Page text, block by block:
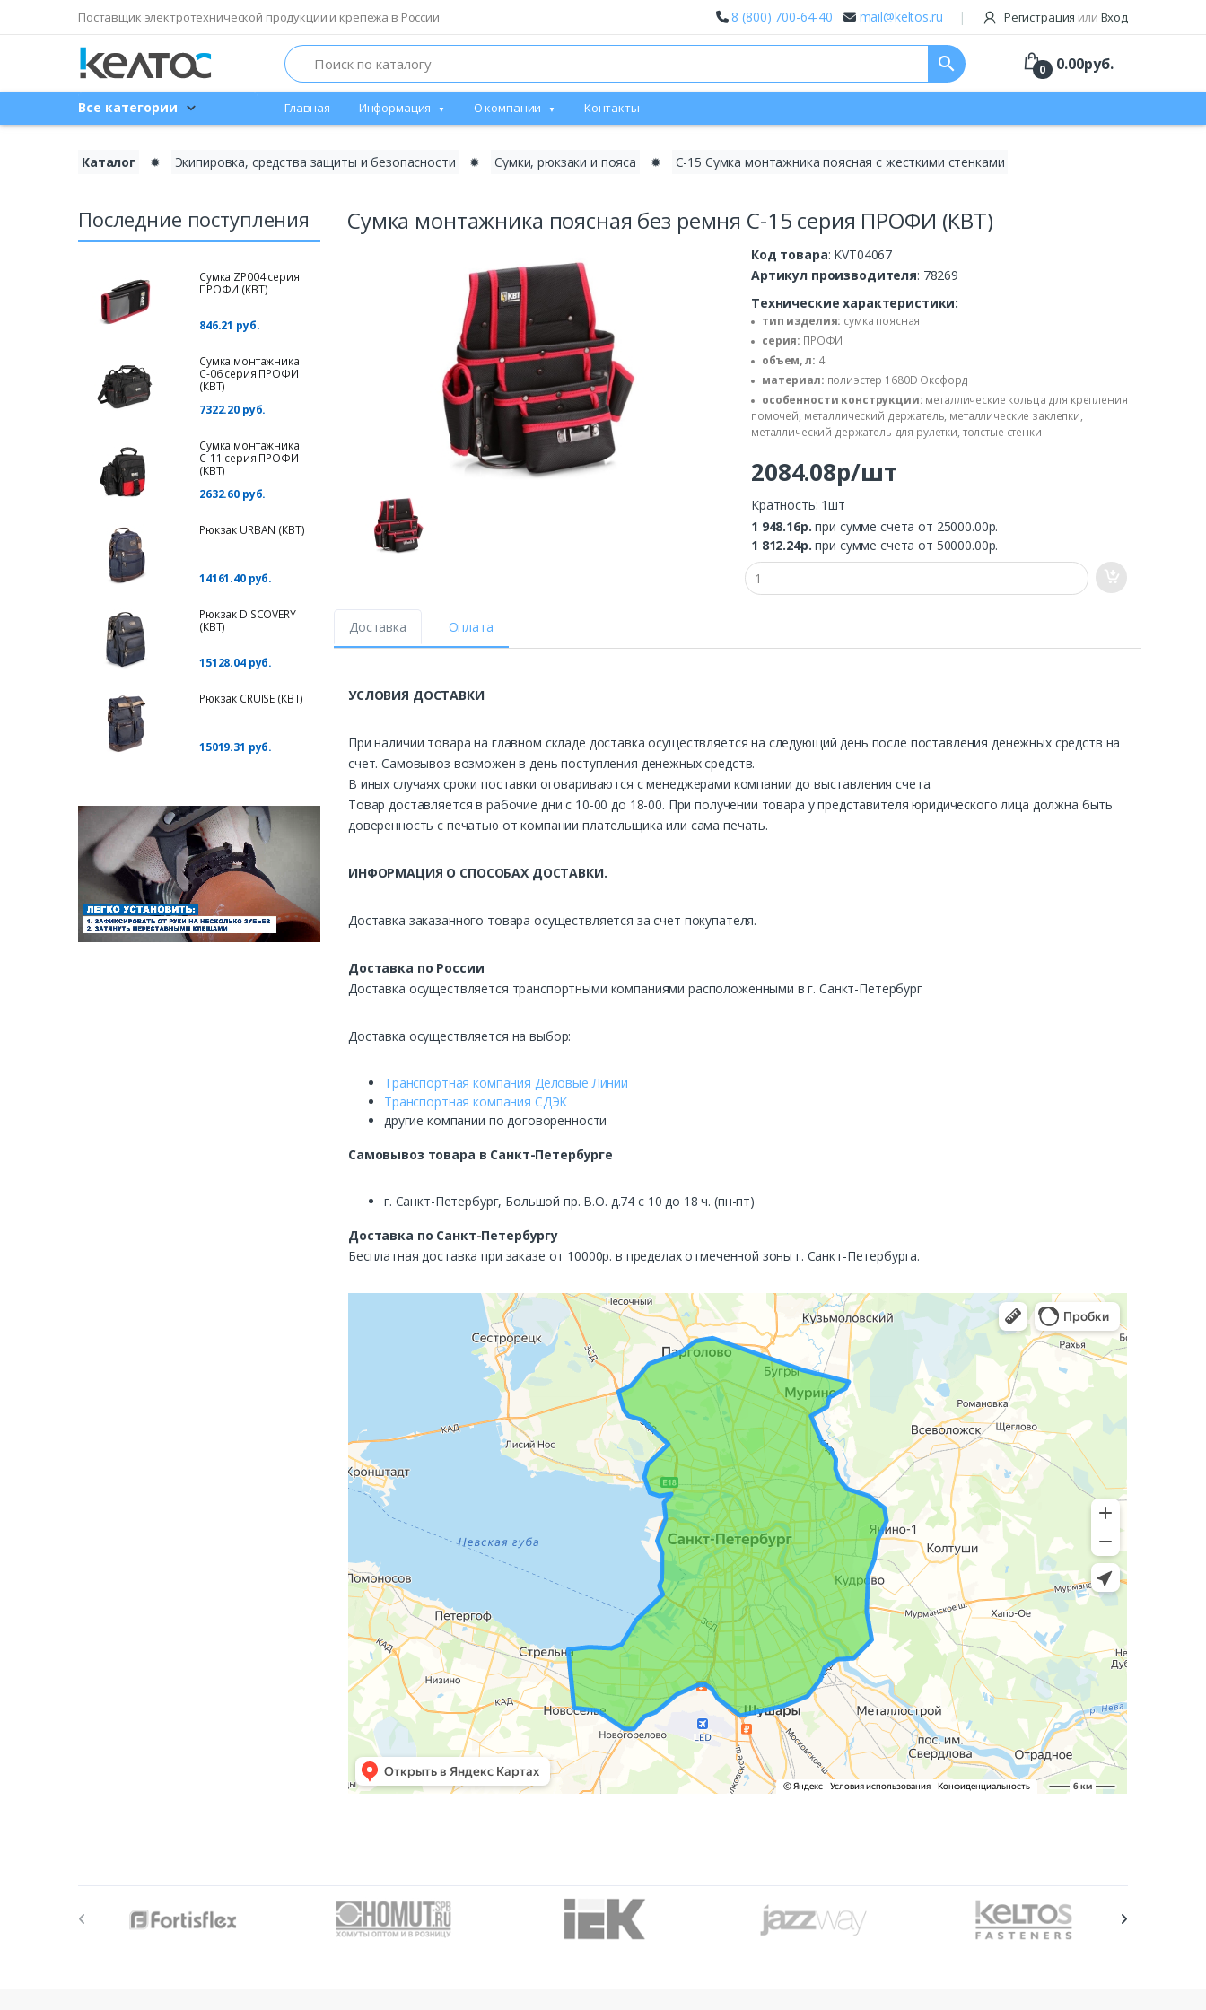
Поставщик электротехнической продукции и крепежа в России 8 (800) 700-64-40 mail@keltos.ru Регистрация или Вход
Search search 0 0.00руб.
Все категории Главная Информация О компании Контакты
Каталог ✹ Экипировка, средства защиты и безопасности ✹ Сумки, рюкзаки и пояса ✹ С-15 Сумка монтажника поясная с жесткими стенками
Последние поступления
Сумка ZP004 серия
ПРОФИ (КВТ)
846.21 руб.
Сумка монтажника
С-06 серия ПРОФИ
(КВТ)
7322.20 руб.
Сумка монтажника
С-11 серия ПРОФИ
(КВТ)
2632.60 руб.
Рюкзак URBAN (КВТ)
14161.40 руб.
Рюкзак DISCOVERY
(КВТ)
15128.04 руб.
Рюкзак CRUISE (КВТ)
15019.31 руб.
Сумка монтажника поясная без ремня С-15 серия ПРОФИ (КВТ)
Код товара: KVT04067
Артикул производителя: 78269
Технические характеристики:
тип изделия: сумка поясная
серия: ПРОФИ
объем, л: 4
материал: полиэстер 1680D Оксфорд
особенности конструкции: металлические кольца для крепления
помочей, металлический держатель, металлические заклепки,
металлический держатель для рулетки, толстые стенки
2084.08р/шт
Кратность: 1шт
1 948.16р.при сумме счета от 25000.00р.
1 812.24р.при сумме счета от 50000.00р.
Доставка Оплата
УСЛОВИЯ ДОСТАВКИ
При наличии товара на главном складе доставка осуществляется на следующий день после поставления денежных средств на
счет. Самовывоз возможен в день поступления денежных средств.
В иных случаях сроки поставки оговариваются с менеджерами компании до выставления счета.
Товар доставляется в рабочие дни с 10-00 до 18-00. При получении товара у представителя юридического лица должна быть
доверенность с печатью от компании плательщика или сама печать.
ИНФОРМАЦИЯ О СПОСОБАХ ДОСТАВКИ.
Доставка заказанного товара осуществляется за счет покупателя.
Доставка по России
Доставка осуществляется транспортными компаниями расположенными в г. Санкт-Петербург
Доставка осуществляется на выбор:
Транспортная компания Деловые Линии
Транспортная компания СДЭК
другие компании по договоренности
Самовывоз товара в Санкт-Петербурге
г. Санкт-Петербург, Большой пр. В.О. д.74 с 10 до 18 ч. (пн-пт)
Доставка по Санкт-Петербургу
Бесплатная доставка при заказе от 10000р. в пределах отмеченной зоны г. Санкт-Петербурга.